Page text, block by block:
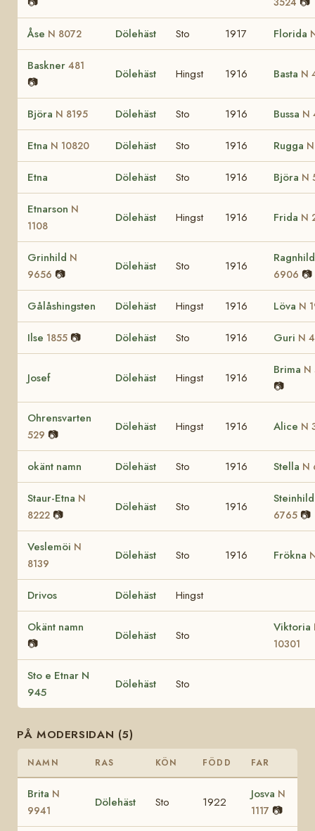
Åse N 8072 Dölehäst Sto 1917 Florida
Baskner 481
📷
Dölehäst Hingst 1916 Basta N
Björa N 8195 Dölehäst Sto 1916 Bussa N
Etna N 10820 Dölehäst Sto 1916 Rugga
Etna Dölehäst Sto 1916 Björa N
Etnarson N
1108
Dölehäst Hingst 1916 Frida N
Grinhild N
9656 📷
Dölehäst Sto 1916
6906 📷
Gålåshingsten Dölehäst Hingst 1916 Löva N
Ilse 1855 📷 Dölehäst Sto 1916 Guri N
Josef Dölehäst Hingst 1916
Brima N
📷
Ohrensvarten
529 📷
Dölehäst Hingst 1916 Alice N
okänt namn Dölehäst Sto 1916 Stella N
Staur-Etna N
8222 📷
Dölehäst Sto 1916
6765 📷
Veslemöi N
8139
Dölehäst Sto 1916 Frökna
Drivos Dölehäst Hingst
Okänt namn
📷
Dölehäst Sto
Viktoria
10301
Sto e Etnar N
945
Dölehäst Sto
PÅ MODERSIDAN (5)
NAMN RAS KÖN FÖDD FAR
Brita N
9941
Dölehäst Sto 1922
Josva N
1117 📷